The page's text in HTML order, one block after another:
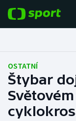
Fotbal
Hokej
Tenis
OSTATNÍ
Štybar